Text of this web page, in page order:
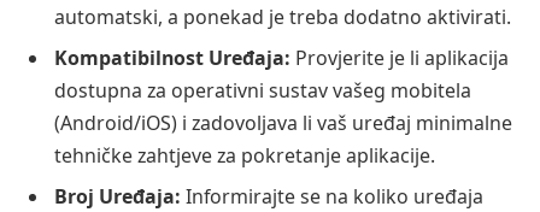
automatski, a ponekad je treba dodatno aktivirati.
Kompatibilnost Uređaja: Provjerite je li aplikacija
dostupna za operativni sustav vašeg mobitela
(Android/iOS) i zadovoljava li vaš uređaj minimalne
tehničke zahtjeve za pokretanje aplikacije.
Broj Uređaja: Informirajte se na koliko uređaja